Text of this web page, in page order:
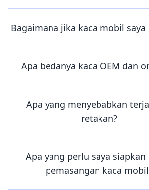
Bagaimana jika kaca mobil saya
Apa bedanya kaca OEM dan
Apa yang menyebabkan
retakan?
Apa yang perlu saya
pemasangan kaca